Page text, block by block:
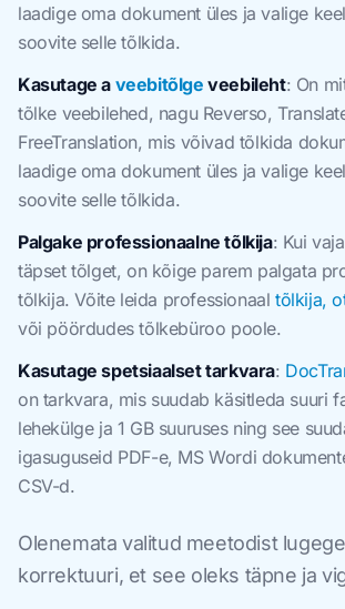
laadige oma dokument üles ja valige
soovite selle tõlkida.
Kasutage a veebitõlge veebileht: On
tõlke veebilehed, nagu Reverso,
FreeTranslation, mis võivad tõlkida
laadige oma dokument üles ja valige
soovite selle tõlkida.
Palgake professionaalne tõlkija: Kui
täpset tõlget, on kõige parem palgata
tõlkija. Võite leida professionaaltõlkija,
või pöördudes tõlkebüroo poole.
Kasutage spetsiaalset tarkvara:
on tarkvara, mis suudab käsitleda suuri
lehekülge ja 1 GB suuruses ning see
igasuguseid PDF-e, MS Wordi
CSV-d.
Olenemata valitud meetodist
korrektuuri, et see oleks täpne ja